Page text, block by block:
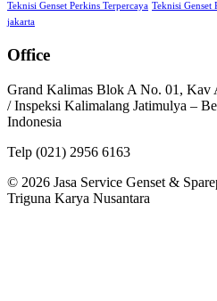
Teknisi Genset Perkins Terpercaya Teknisi Genset
jakarta
Office
Grand Kalimas Blok A No. 01,
/ Inspeksi Kalimalang Jatimulya –
Indonesia
Telp (021) 2956 6163
© 2026 Jasa Service Genset &
Triguna Karya Nusantara